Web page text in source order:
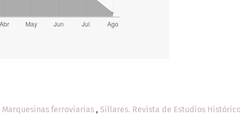
Marquesinas ferroviarias , Sillares. Revista de Estudios